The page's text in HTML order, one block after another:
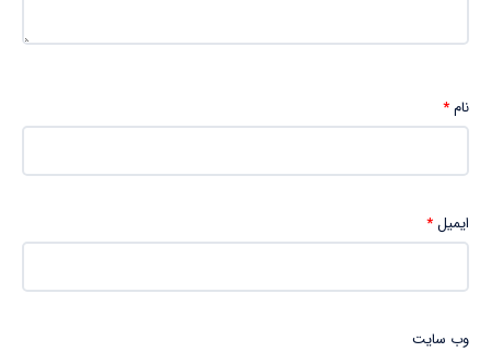
نام*
ایمیل*
وب‌ سایت